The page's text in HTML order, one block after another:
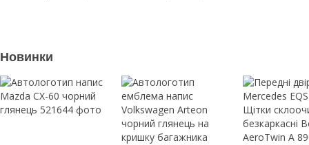
Новинки